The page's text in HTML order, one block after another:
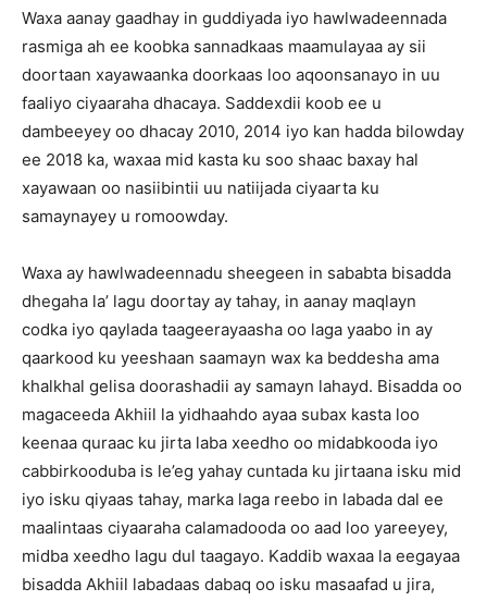
Waxa aanay gaadhay in guddiyada iyo hawlwadeennada
rasmiga ah ee koobka sannadkaas maamulayaa ay sii
doortaan xayawaanka doorkaas loo aqoonsanayo in uu
faaliyo ciyaaraha dhacaya. Saddexdii koob ee u
dambeeyey oo dhacay 2010, 2014 iyo kan hadda bilowday
ee 2018 ka, waxaa mid kasta ku soo shaac baxay hal
xayawaan oo nasiibintii uu natiijada ciyaarta ku
samaynayey u romoowday.
Waxa ay hawlwadeennadu sheegeen in sababta bisadda
dhegaha la’ lagu doortay ay tahay, in aanay maqlayn
codka iyo qaylada taageerayaasha oo laga yaabo in ay
qaarkood ku yeeshaan saamayn wax ka beddesha ama
khalkhal gelisa doorashadii ay samayn lahayd. Bisadda oo
magaceeda Akhiil la yidhaahdo ayaa subax kasta loo
keenaa quraac ku jirta laba xeedho oo midabkooda iyo
cabbirkooduba is le’eg yahay cuntada ku jirtaana isku mid
iyo isku qiyaas tahay, marka laga reebo in labada dal ee
maalintaas ciyaaraha calamadooda oo aad loo yareeyey,
midba xeedho lagu dul taagayo. Kaddib waxaa la eegayaa
bisadda Akhiil labadaas dabaq oo isku masaafad u jira,